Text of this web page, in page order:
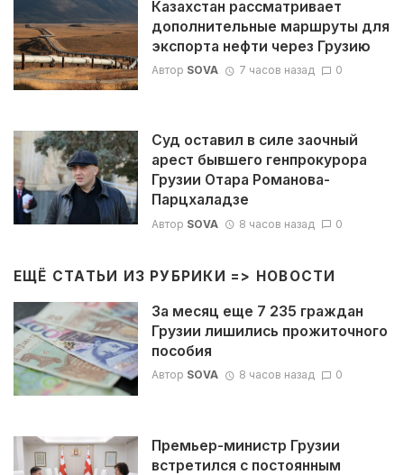
Казахстан рассматривает
дополнительные маршруты для
экспорта нефти через Грузию
Автор SOVA 7 часов назад 0
Суд оставил в силе заочный
арест бывшего генпрокурора
Грузии Отара Романова-
Парцхаладзе
Автор SOVA 8 часов назад 0
ЕЩЁ СТАТЬИ ИЗ РУБРИКИ => НОВОСТИ
За месяц еще 7 235 граждан
Грузии лишились прожиточного
пособия
Автор SOVA 8 часов назад 0
Премьер-министр Грузии
встретился с постоянным